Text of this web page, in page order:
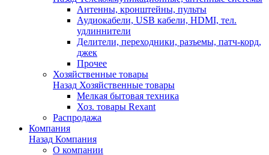
Антенны, кронштейны, пульты
Аудиокабели, USB кабели, HDMI, тел.
удлиннители
Делители, переходники, разъемы, патч-корд,
джек
Прочее
Хозяйственные товары
Назад Хозяйственные товары
Мелкая бытовая техника
Хоз. товары Rexant
Распродажа
Компания
Назад Компания
О компании